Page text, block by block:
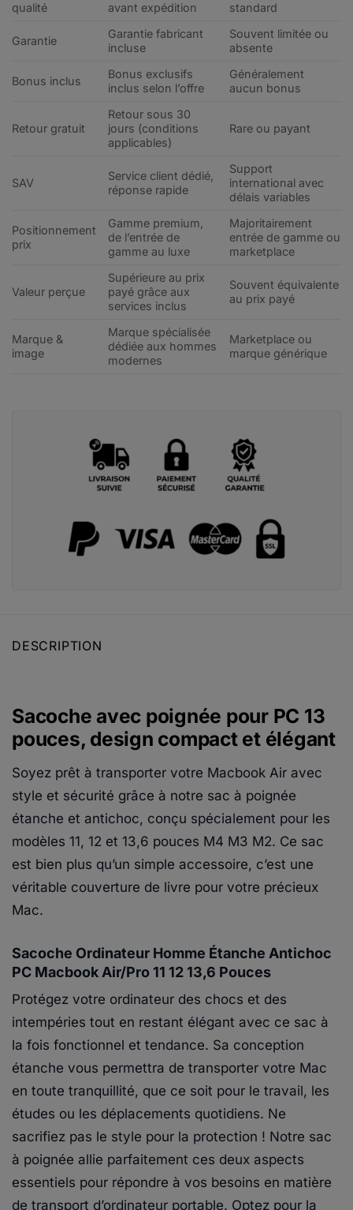
qualité avant expédition standard
Garantie
Garantie fabricant
incluse
Souvent limitée ou
absente
Bonus inclus
Bonus exclusifs
inclus selon l’offre
Généralement
aucun bonus
Retour gratuit
Retour sous 30
jours (conditions
applicables)
Rare ou payant
SAV
Service client dédié,
réponse rapide
Support
international avec
délais variables
Positionnement
prix
Gamme premium,
de l’entrée de
gamme au luxe
Majoritairement
entrée de gamme ou
marketplace
Valeur perçue
Supérieure au prix
payé grâce aux
services inclus
Souvent équivalente
au prix payé
Marque &
image
Marque spécialisée
dédiée aux hommes
modernes
Marketplace ou
marque générique
DESCRIPTION
Sacoche avec poignée pour PC 13
pouces, design compact et élégant
Soyez prêt à transporter votre Macbook Air avec
style et sécurité grâce à notre sac à poignée
étanche et antichoc, conçu spécialement pour les
modèles 11, 12 et 13,6 pouces M4 M3 M2. Ce sac
est bien plus qu’un simple accessoire, c’est une
véritable couverture de livre pour votre précieux
Mac.
Sacoche Ordinateur Homme Étanche Antichoc
PC Macbook Air/Pro 11 12 13,6 Pouces
Protégez votre ordinateur des chocs et des
intempéries tout en restant élégant avec ce sac à
la fois fonctionnel et tendance. Sa conception
étanche vous permettra de transporter votre Mac
en toute tranquillité, que ce soit pour le travail, les
études ou les déplacements quotidiens. Ne
sacrifiez pas le style pour la protection ! Notre sac
à poignée allie parfaitement ces deux aspects
essentiels pour répondre à vos besoins en matière
de transport d’ordinateur portable. Optez pour la